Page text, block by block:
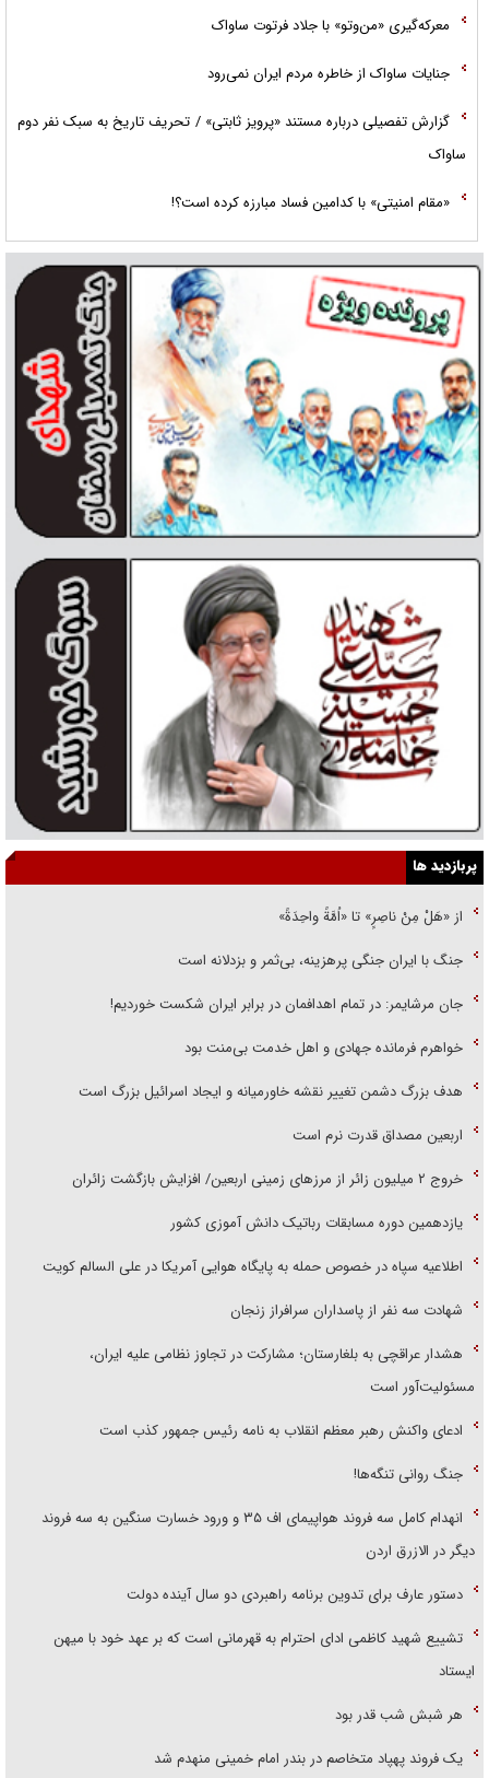
معرکه‌گیری «من‌وتو» با جلاد فرتوت ساواک
جنایات ساواک از خاطره مردم ایران نمی‌رود
گزارش تفصیلی درباره مستند «پرویز ثابتی» / تحریف تاریخ به سبک نفر دوم
ساواک
«مقام امنیتی» با کدامین فساد مبارزه کرده است؟!
پربازدید ها
از «هَلْ مِنْ ناصِرٍ» تا «اُمَّةً واحِدَةً»
جنگ با ایران جنگی پرهزینه، بی‌ثمر و بزدلانه است
جان مرشایمر: در تمام اهدافمان در برابر ایران شکست خوردیم!
خواهرم فرمانده جهادی و اهل خدمت بی‌منت بود
هدف بزرگ دشمن تغییر نقشه خاورمیانه و ایجاد اسرائیل بزرگ است
اربعین مصداق قدرت نرم است
‌خروج ۲ میلیون زائر از مرز‌های زمینی اربعین/ افزایش بازگشت زائران
یازدهمین دوره مسابقات رباتیک دانش آموزی کشور
اطلاعیه سپاه در خصوص حمله به پایگاه هوایی آمریکا در علی السالم کویت
شهادت سه نفر از پاسداران سرافراز زنجان
هشدار عراقچی به بلغارستان؛ مشارکت در تجاوز نظامی علیه ایران،
مسئولیت‌آور است
ادعای واکنش رهبر معظم انقلاب به نامه رئیس جمهور کذب است
جنگ روانی تنگه‌ها!
انهدام کامل سه فروند هواپیمای اف ۳۵ و ورود خسارت سنگین به سه فروند
دیگر در الازرق اردن
دستور عارف برای تدوین برنامه راهبردی دو سال آینده دولت
تشییع شهید کاظمی ادای احترام به قهرمانی است که بر عهد خود با میهن
ایستاد
هر شبش شب قدر بود
یک فروند پهپاد متخاصم در بندر امام خمینی منهدم شد